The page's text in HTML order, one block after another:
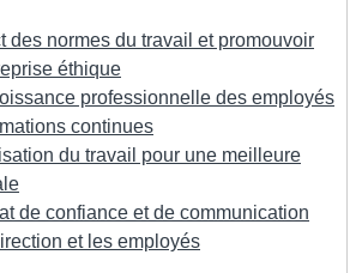
des normes du travail et promouvoir
éthique
professionnelle des employés
continues
du travail pour une meilleure
de confiance et de communication
et les employés